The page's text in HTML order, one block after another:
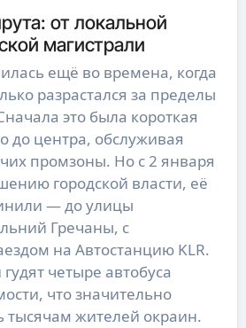
от локальной
магистрали
ещё во времена, когда
разрастался за пределы
это была короткая
до центра, обслуживая
промзоны. Но с 2 января
городской власти, её
— до улицы
Гречаны, с
на Автостанцию KLR.
четыре автобуса
что значительно
тысячам жителей окраин.